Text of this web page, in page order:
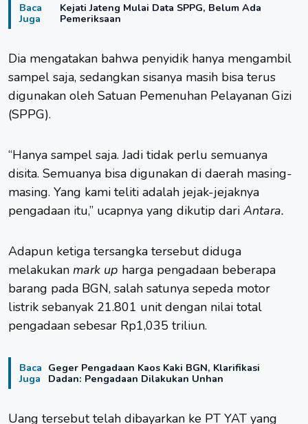
Baca
Juga
Kejati Jateng Mulai Data SPPG, Belum Ada
Pemeriksaan
Dia mengatakan bahwa penyidik hanya mengambil
sampel saja, sedangkan sisanya masih bisa terus
digunakan oleh Satuan Pemenuhan Pelayanan Gizi
(SPPG).
“Hanya sampel saja. Jadi tidak perlu semuanya
disita. Semuanya bisa digunakan di daerah masing-
masing. Yang kami teliti adalah jejak-jejaknya
pengadaan itu,” ucapnya yang dikutip dari Antara.
Adapun ketiga tersangka tersebut diduga
melakukan mark up harga pengadaan beberapa
barang pada BGN, salah satunya sepeda motor
listrik sebanyak 21.801 unit dengan nilai total
pengadaan sebesar Rp1,035 triliun.
Baca
Juga
Geger Pengadaan Kaos Kaki BGN, Klarifikasi
Dadan: Pengadaan Dilakukan Unhan
Uang tersebut telah dibayarkan ke PT YAT yang